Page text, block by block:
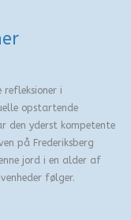
refleksioner i
opstartende
den yderst kompetente
på Frederiksberg
jord i en alder af
følger.